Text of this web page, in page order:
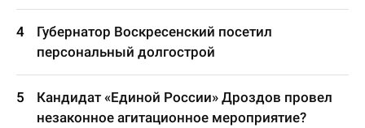
Губернатор Воскресенский посетил
персональный долгострой
Кандидат «Единой России» Дроздов провел
незаконное агитационное мероприятие?